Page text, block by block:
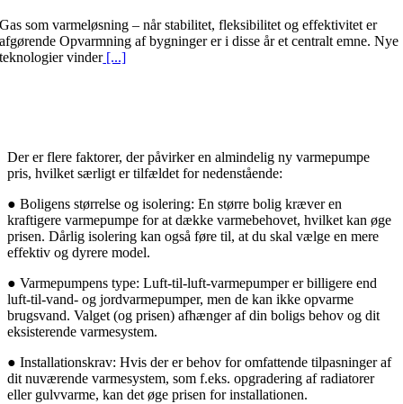
Gas som varmeløsning – når stabilitet, fleksibilitet og effektivitet er
afgørende Opvarmning af bygninger er i disse år et centralt emne. Nye
teknologier vinder[...]
Der er flere faktorer, der påvirker en almindelig ny varmepumpe
pris, hvilket særligt er tilfældet for nedenstående:
● Boligens størrelse og isolering: En større bolig kræver en
kraftigere varmepumpe for at dække varmebehovet, hvilket kan øge
prisen. Dårlig isolering kan også føre til, at du skal vælge en mere
effektiv og dyrere model.
● Varmepumpens type: Luft-til-luft-varmepumper er billigere end
luft-til-vand- og jordvarmepumper, men de kan ikke opvarme
brugsvand. Valget (og prisen) afhænger af din boligs behov og dit
eksisterende varmesystem.
● Installationskrav: Hvis der er behov for omfattende tilpasninger af
dit nuværende varmesystem, som f.eks. opgradering af radiatorer
eller gulvvarme, kan det øge prisen for installationen.